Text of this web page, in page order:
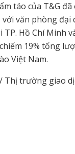
táo của T&G
văn phòng đại
Hồ Chí Minh
19% tổng
Việt Nam.
Thị trường giao